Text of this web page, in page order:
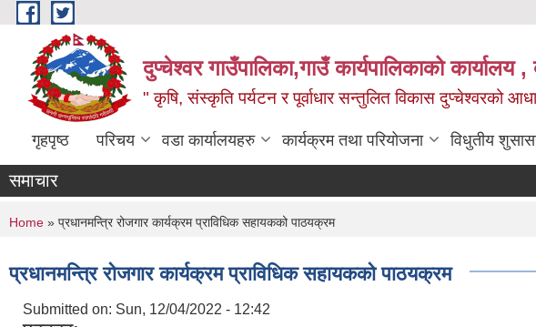
Skip to main content
दुप्चेश्वर गाउँपालिका,गाउँ कार्यपालिकाको
" कृषि, संस्कृति पर्यटन र पूर्वाधार सन्तुलित विकास दुप्चेश्वरको
गृहपृष्ठ परिचय वडा कार्यालयहरु कार्यक्रम तथा परियोजना विधुतीय
समाचार
You are here
Home » प्रधानमन्त्रि रोजगार कार्यक्रम प्राविधिक सहायकको पाठयक्रम
प्रधानमन्त्रि रोजगार कार्यक्रम प्राविधिक सहायकको पाठयक्रम
Submitted on: Sun, 12/04/2022 - 12:42